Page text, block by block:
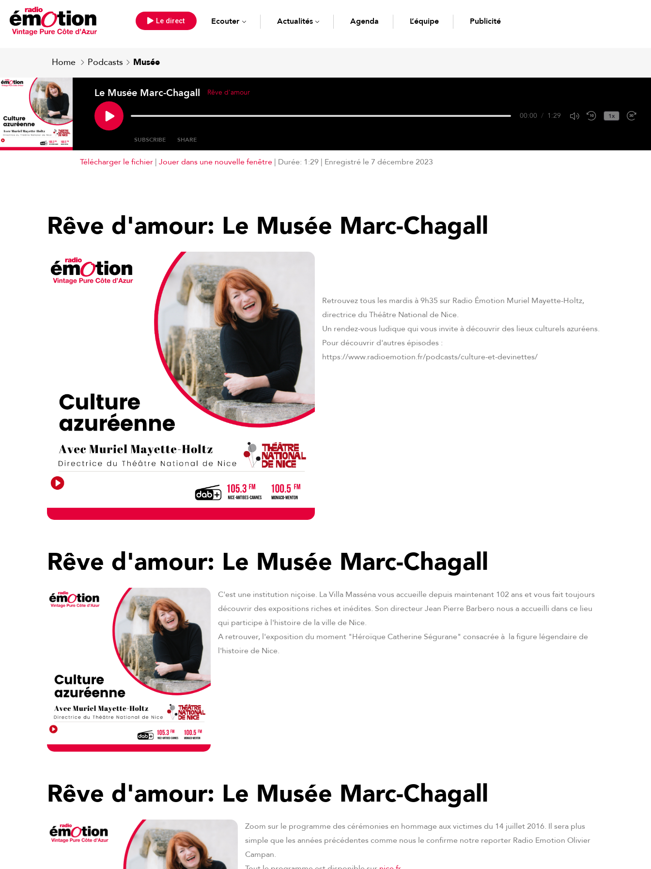
Le direct Ecouter Actualités Agenda L’équipe Publicité
Home Podcasts Musée
Rêve d'amour
Le Musée Marc-Chagall
1x
00:00 / 1:29
SUBSCRIBE SHARE
Télécharger le fichier | Jouer dans une nouvelle fenêtre | Durée: 1:29 | Enregistré le 7 décembre 2023
Rêve d'amour: Le Musée Marc-Chagall
Retrouvez tous les mardis à 9h35 sur Radio Émotion Muriel Mayette-Holtz,
directrice du Théâtre National de Nice.
Un rendez-vous ludique qui vous invite à découvrir des lieux culturels azuréens.
Pour découvrir d'autres épisodes :
https://www.radioemotion.fr/podcasts/culture-et-devinettes/
Rêve d'amour: Le Musée Marc-Chagall
C'est une institution niçoise. La Villa Masséna vous accueille depuis maintenant 102 ans et vous fait toujours
découvrir des expositions riches et inédites. Son directeur Jean Pierre Barbero nous a accueilli dans ce lieu
qui participe à l'histoire de la ville de Nice.
A retrouver, l'exposition du moment "Héroïque Catherine Ségurane" consacrée à la figure légendaire de
l'histoire de Nice.
Rêve d'amour: Le Musée Marc-Chagall
Zoom sur le programme des cérémonies en hommage aux victimes du 14 juillet 2016. Il sera plus
simple que les années précédentes comme nous le confirme notre reporter Radio Emotion Olivier
Campan.